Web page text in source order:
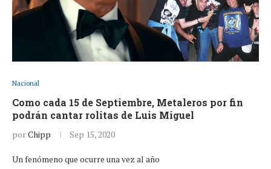
Nacional
Como cada 15 de Septiembre, Metaleros por fin
podrán cantar rolitas de Luis Miguel
porChipp Sep 15, 2020
Un fenómeno que ocurre una vez al año